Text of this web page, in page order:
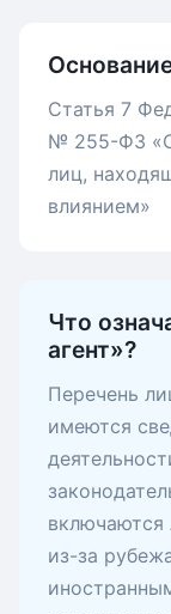
Статья 7
№ 255-ФЗ «О
лиц,
влиянием»
Что
агент»?
Перечень
имеются
включаются
из-за